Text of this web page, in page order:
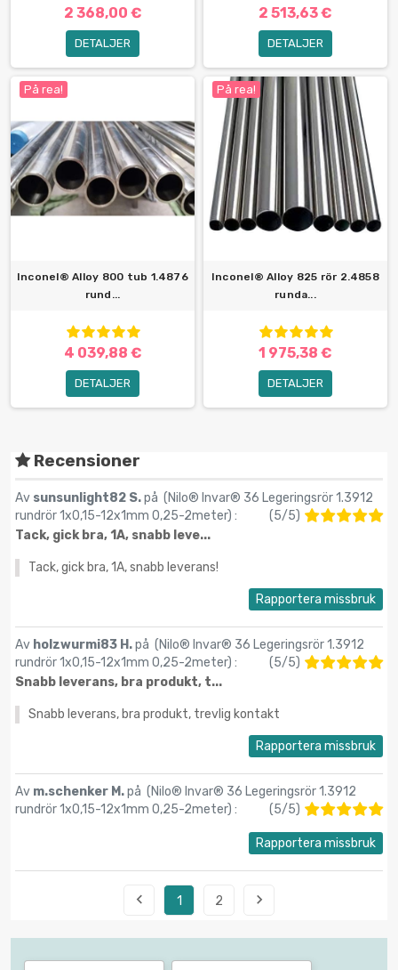
2 368,00 €
DETALJER
2 513,63 €
DETALJER
På rea!
Inconel® Alloy 800 tub 1.4876
rund...
4 039,88 €
DETALJER
På rea!
Inconel® Alloy 825 rör 2.4858
runda...
1 975,38 €
DETALJER
Recensioner
Av sunsunlight82 S.på (Nilo® Invar® 36 Legeringsrör 1.3912
rundrör 1x0,15-12х1mm 0,25-2meter) : (5/5)
Tack, gick bra, 1A, snabb leve...
Tack, gick bra, 1A, snabb leverans!
Rapportera missbruk
Av holzwurmi83 H.på (Nilo® Invar® 36 Legeringsrör 1.3912
rundrör 1x0,15-12х1mm 0,25-2meter) : (5/5)
Snabb leverans, bra produkt, t...
Snabb leverans, bra produkt, trevlig kontakt
Rapportera missbruk
Av m.schenker M.på (Nilo® Invar® 36 Legeringsrör 1.3912
rundrör 1x0,15-12х1mm 0,25-2meter) : (5/5)
Rapportera missbruk
 1 2 